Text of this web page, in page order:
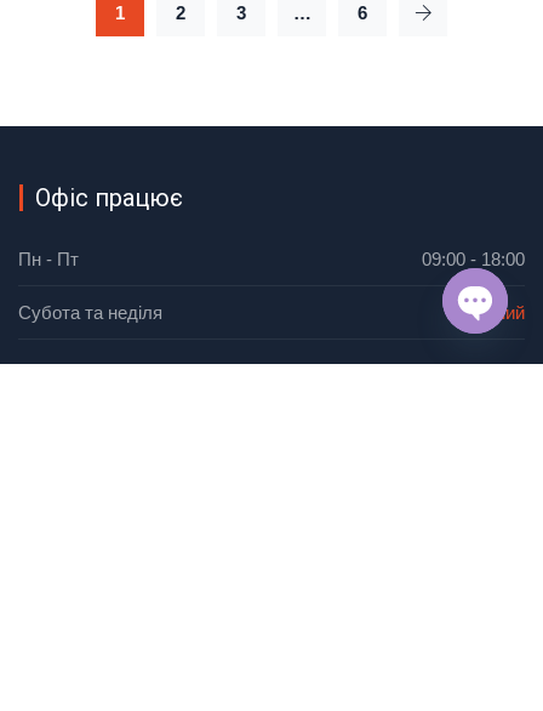
1 2 3 … 6
Офіс працює
Пн - Пт 09:00 - 18:00
Субота та неділя Вихідний